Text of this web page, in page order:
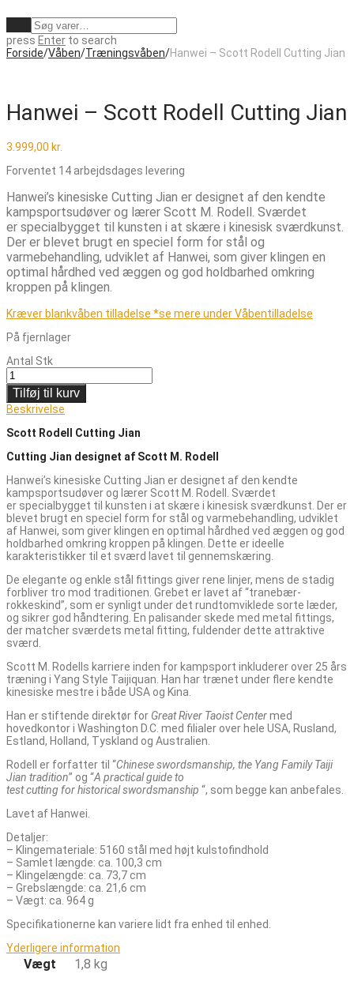
press Enter to search
Forside/Våben/Træningsvåben/Hanwei – Scott Rodell Cutting Jian
Hanwei – Scott Rodell Cutting Jian
3.999,00 kr.
Forventet 14 arbejdsdages levering
Hanwei’s kinesiske Cutting Jian er designet af den kendte
kampsportsudøver og lærer Scott M. Rodell. Sværdet
er specialbygget til kunsten i at skære i kinesisk sværdkunst.
Der er blevet brugt en speciel form for stål og
varmebehandling, udviklet af Hanwei, som giver klingen en
optimal hårdhed ved æggen og god holdbarhed omkring
kroppen på klingen.
Kræver blankvåben tilladelse *se mere under Våbentilladelse
På fjernlager
Antal Stk
Tilføj til kurv
Beskrivelse
Scott Rodell Cutting Jian
Cutting Jian designet af Scott M. Rodell
Hanwei’s kinesiske Cutting Jian er designet af den kendte
kampsportsudøver og lærer Scott M. Rodell. Sværdet
er specialbygget til kunsten i at skære i kinesisk sværdkunst. Der er
blevet brugt en speciel form for stål og varmebehandling, udviklet
af Hanwei, som giver klingen en optimal hårdhed ved æggen og god
holdbarhed omkring kroppen på klingen. Dette er ideelle
karakteristikker til et sværd lavet til gennemskæring.
De elegante og enkle stål fittings giver rene linjer, mens de stadig
forbliver tro mod traditionen. Grebet er lavet af “tranebær-
rokkeskind”, som er synligt under det rundtomviklede sorte læder,
og sikrer god håndtering. En palisander skede med metal fittings,
der matcher sværdets metal fitting, fuldender dette attraktive
sværd.
Scott M. Rodells karriere inden for kampsport inkluderer over 25 års
træning i Yang Style Taijiquan. Han har trænet under flere kendte
kinesiske mestre i både USA og Kina.
Han er stiftende direktør for Great River Taoist Centermed
hovedkontor i Washington D.C. med filialer over hele USA, Rusland,
Estland, Holland, Tyskland og Australien.
Rodell er forfatter til “Chinese swordsmanship, the Yang Family Taiji
Jian tradition” og “A practical guide to
test cutting for historical swordsmanship “, som begge kan anbefales.
Lavet af Hanwei.
Detaljer:
– Klingemateriale: 5160 stål med højt kulstofindhold
– Samlet længde: ca. 100,3 cm
– Klingelængde: ca. 73,7 cm
– Grebslængde: ca. 21,6 cm
– Vægt: ca. 964 g
Specifikationerne kan variere lidt fra enhed til enhed.
Yderligere information
Vægt 1,8 kg